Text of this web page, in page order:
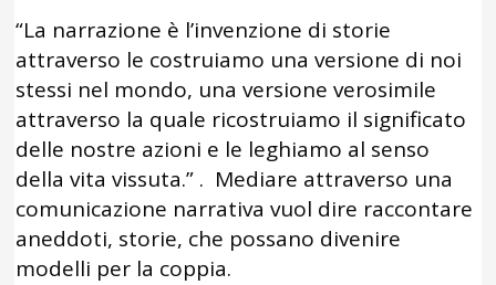
“La narrazione è l’invenzione di storie
attraverso le costruiamo una versione di noi
stessi nel mondo, una versione verosimile
attraverso la quale ricostruiamo il significato
delle nostre azioni e le leghiamo al senso
della vita vissuta.” . Mediare attraverso una
comunicazione narrativa vuol dire raccontare
aneddoti, storie, che possano divenire
modelli per la coppia.